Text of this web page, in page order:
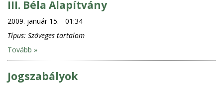
III. Béla Alapítvány
2009. január 15. - 01:34
Típus: Szöveges tartalom
Tovább »
Jogszabályok